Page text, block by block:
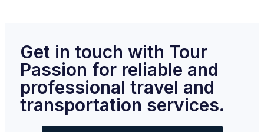
Get in touch with Tour
Passion for reliable and
professional travel and
transportation services.